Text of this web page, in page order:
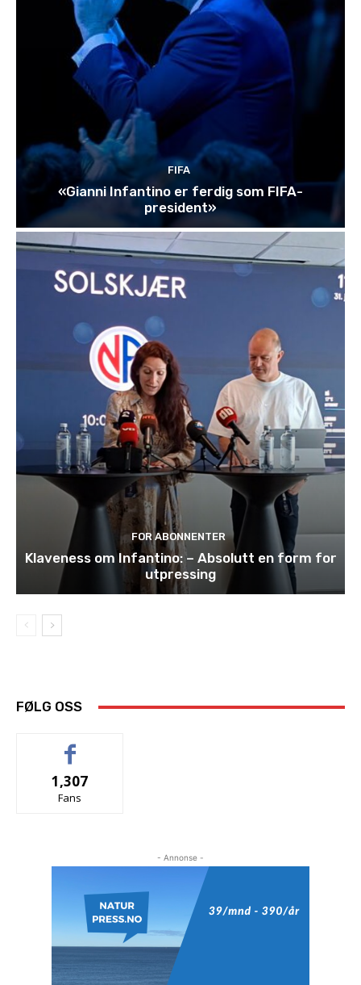
FIFA
«Gianni Infantino er ferdig som FIFA-
president»
FOR ABONNENTER
Klaveness om Infantino: – Absolutt en form for
utpressing
FØLG OSS
1,307
Fans
- Annonse -